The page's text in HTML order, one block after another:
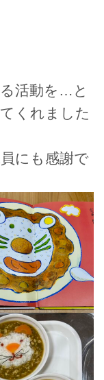
活動を…と
くれました
にも感謝で